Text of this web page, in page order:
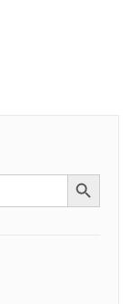
Search Button